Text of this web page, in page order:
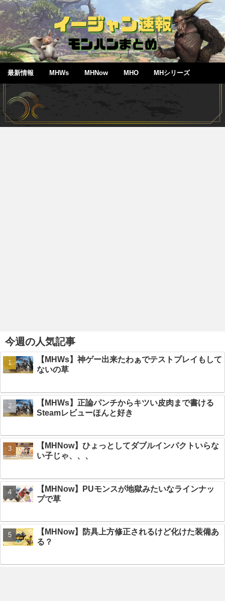
最新情報 MHWs MHNow MHO MHシリーズ
今週の人気記事
【MHWs】神ゲー出来たわぁでテストプレイもして
ないの草
【MHWs】正論パンチからキツい皮肉まで書ける
Steamレビューほんと好き
【MHNow】ひょっとしてダブルインパクトいらな
い子じゃ、、、
【MHNow】PUモンスが地獄みたいなラインナッ
プで草
【MHNow】防具上方修正されるけど化けた装備あ
る？